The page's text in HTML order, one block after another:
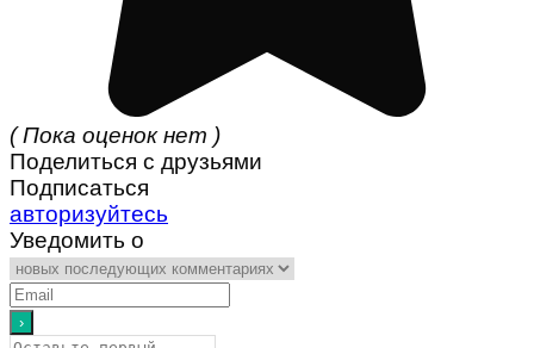
( Пока оценок нет )
Поделиться с друзьями
Подписаться
авторизуйтесь
Уведомить о